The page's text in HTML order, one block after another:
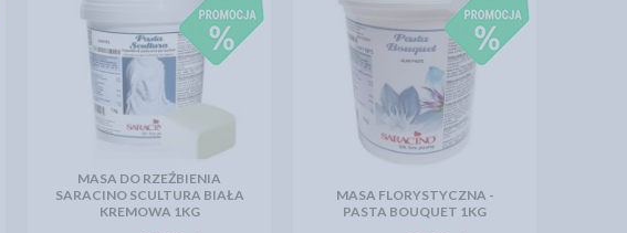
MASA DO RZEŹBIENIA
SARACINO SCULTURA BIAŁA
KREMOWA 1KG
MASA FLORYSTYCZNA -
PASTA BOUQUET 1KG